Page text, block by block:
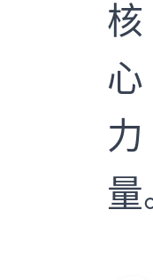
核
心
力
量